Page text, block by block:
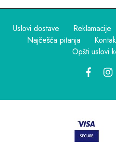
Uslovi dostave Reklamacije
Najčešća pitanja
Opšti uslovi